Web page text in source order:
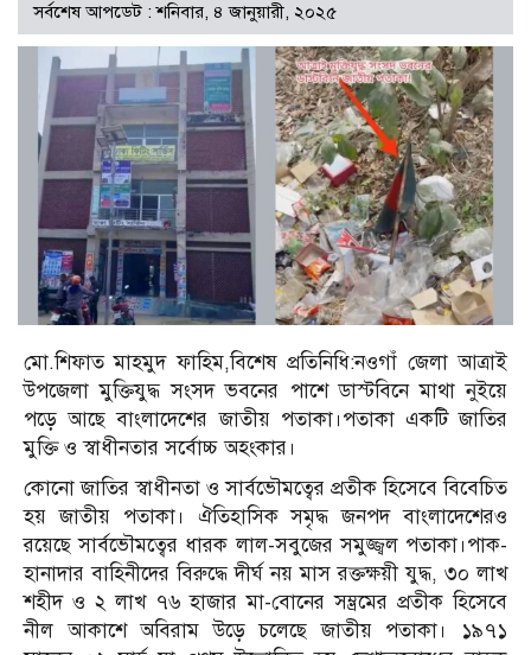
সর্বশেষ আপডেট : শনিবার, ৪ জানুয়ারী, ২০২৫
মো.শিফাত মাহমুদ ফাহিম,বিশেষ প্রতিনিধি:নওগাঁ জেলা আত্রাই
উপজেলা মুক্তিযুদ্ধ সংসদ ভবনের পাশে ডাস্টবিনে মাথা নুইয়ে
পড়ে আছে বাংলাদেশের জাতীয় পতাকা।পতাকা একটি জাতির
মুক্তি ও স্বাধীনতার সর্বোচ্চ অহংকার।
কোনো জাতির স্বাধীনতা ও সার্বভৌমত্বের প্রতীক হিসেবে বিবেচিত
হয় জাতীয় পতাকা। ঐতিহাসিক সমৃদ্ধ জনপদ বাংলাদেশেরও
রয়েছে সার্বভৌমত্বের ধারক লাল-সবুজের সমুজ্জ্বল পতাকা।পাক-
হানাদার বাহিনীদের বিরুদ্ধে দীর্ঘ নয় মাস রক্তক্ষয়ী যুদ্ধ, ৩০ লাখ
শহীদ ও ২ লাখ ৭৬ হাজার মা-বোনের সম্ভ্রমের প্রতীক হিসেবে
নীল আকাশে অবিরাম উড়ে চলেছে জাতীয় পতাকা। ১৯৭১